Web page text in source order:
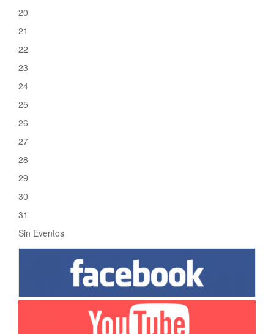
20
21
22
23
24
25
26
27
28
29
30
31
Sin Eventos